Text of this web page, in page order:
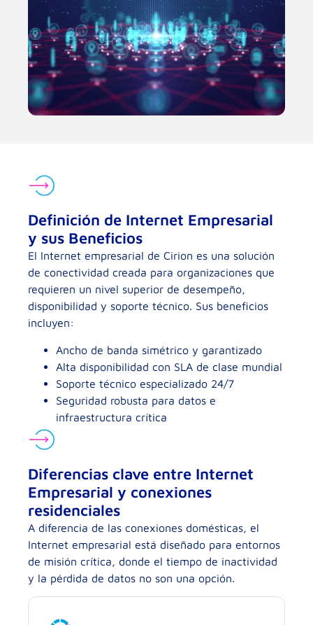
Definición de Internet Empresarial
y sus Beneficios
El Internet empresarial de Cirion es una solución
de conectividad creada para organizaciones que
requieren un nivel superior de desempeño,
disponibilidad y soporte técnico. Sus beneficios
incluyen:
Ancho de banda simétrico y garantizado
Alta disponibilidad con SLA de clase mundial
Soporte técnico especializado 24/7
Seguridad robusta para datos e
infraestructura crítica
Diferencias clave entre Internet
Empresarial y conexiones
residenciales
A diferencia de las conexiones domésticas, el
Internet empresarial está diseñado para entornos
de misión crítica, donde el tiempo de inactividad
y la pérdida de datos no son una opción.